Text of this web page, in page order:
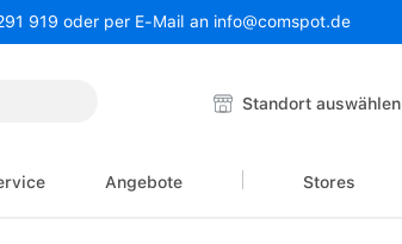
919 oder per E-Mail an info@comspot.de
Standort auswählen
Angebote Stores